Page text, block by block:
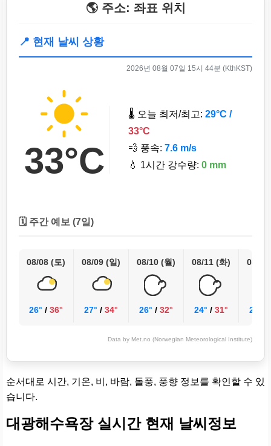
🌎 주소: 좌표 위치
📍 현재 날씨 상황
2026년 08월 07일 15시 44분 (KthKST)
33°C
🌡️ 오늘 최저/최고: 29°C /
33°C
💨 풍속: 7.6 m/s
💧 1시간 강수량: 0 mm
🗓️ 주간 예보 (7일)
08/08 (토)
26° / 36°
08/09 (일)
27° / 34°
08/10 (월)
26° / 32°
08/11 (화)
24° / 31°
08/12
25°
Data by Met.no (Norwegian Meteorological Institute)
순서대로 시간, 기온, 비, 바람, 돌풍, 풍향 정보를 확인할 수 있
습니다.
대광해수욕장 실시간 현재 날씨정보